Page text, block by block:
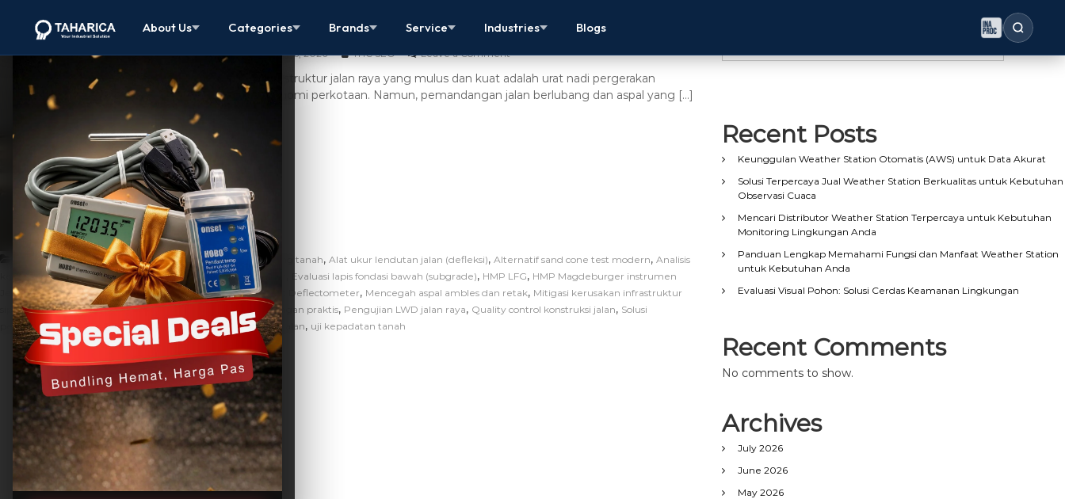
About Us Categories Brands Service Industries Blogs
Perbaikan Jalan Berlubang Di Underpass Bassura
May 6, 2026 THC SEO Leave a Comment
Infrastruktur jalan raya yang mulus dan kuat adalah urat nadi pergerakan
ekonomi perkotaan. Namun, pemandangan jalan berlubang dan aspal yang […]
News Alat geoteknik portabel,alat uji daya dukung tanah, Alat ukur lendutan jalan (defleksi), Alternatif sand cone test modern, Analisis
kegagalan tambal sulam aspal,Bearing capacity tanah dasar Evaluasi lapis fondasi bawah (subgrade), HMP LFG, HMP Magdeburger instrumen
Jerman,Inspeksi pemadatan tanah timbunan,Light Weight Deflectometer, Mencegah aspal ambles dan retak, Mitigasi kerusakan infrastruktur
sipil,Modulus deformasi dinamis (Evd), Pengujian CBR lapangan praktis, Pengujian LWD jalan raya, Quality control konstruksi jalan, Solusi
perbaikan jalan berlubang, Standar Bina Marga perkerasan jalan, uji kepadatan tanah
Search
Recent Posts
Keunggulan Weather Station Otomatis (AWS) untuk Data Akurat
Solusi Terpercaya Jual Weather Station Berkualitas untuk Kebutuhan
Observasi Cuaca
Mencari Distributor Weather Station Terpercaya untuk Kebutuhan
Monitoring Lingkungan Anda
Panduan Lengkap Memahami Fungsi dan Manfaat Weather Station
untuk Kebutuhan Anda
Evaluasi Visual Pohon: Solusi Cerdas Keamanan Lingkungan
Recent Comments
No comments to show.
Archives
July 2026
June 2026
May 2026